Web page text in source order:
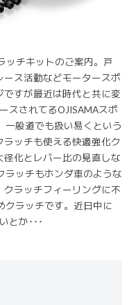
ッチキットのご案内。戸
ス活動などモータースポ
すが最近は時代と共に変
スされてるOJISAMAスポ
一般道でも扱い易くという
ッチも使える快適強化ク
化とレバー比の見直しな
ラッチもホンダ車のような
ラッチフィーリングに不
クラッチです。近日中に
とか･･･